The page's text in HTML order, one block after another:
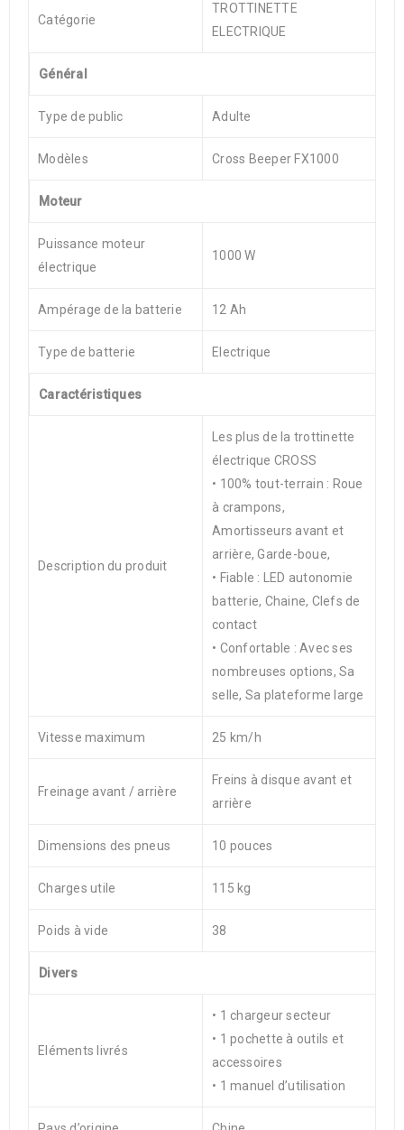
Catégorie
TROTTINETTE
ELECTRIQUE
Général
Type de public Adulte
Modèles Cross Beeper FX1000
Moteur
Puissance moteur
électrique
1000 W
Ampérage de la batterie 12 Ah
Type de batterie Electrique
Caractéristiques
Description du produit
Les plus de la trottinette
électrique CROSS
• 100% tout-terrain : Roue
à crampons,
Amortisseurs avant et
arrière, Garde-boue,
• Fiable : LED autonomie
batterie, Chaine, Clefs de
contact
• Confortable : Avec ses
nombreuses options, Sa
selle, Sa plateforme large
Vitesse maximum 25 km/h
Freinage avant / arrière
Freins à disque avant et
arrière
Dimensions des pneus 10 pouces
Charges utile 115 kg
Poids à vide 38
Divers
Eléments livrés
• 1 chargeur secteur
• 1 pochette à outils et
accessoires
• 1 manuel d’utilisation